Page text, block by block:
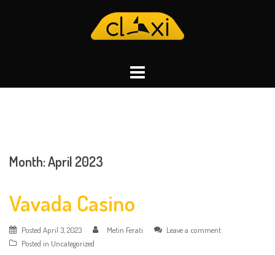
Month:April 2023
Vavada Casino
Posted April 3, 2023 Metin Ferati
Leave a comment
Posted in Uncategorized